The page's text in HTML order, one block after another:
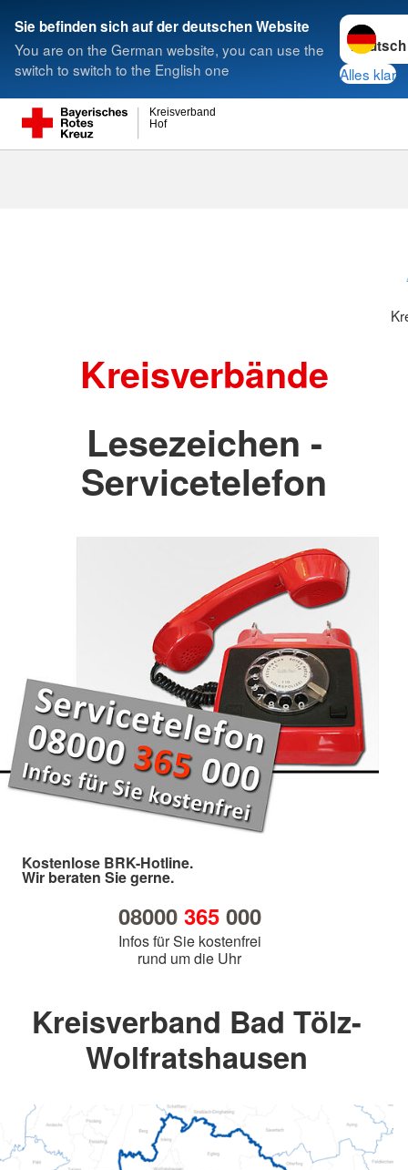
Sie befinden sich auf der deutschen Website
You are on the German website, you can use the
switch to switch to the English one
Sprache
Alles klar
Hof
Kreisverband
Suche
Kreisverbände
Lesezeichen -
Servicetelefon
Kostenlose BRK-Hotline.
Wir beraten Sie gerne.
08000 365000
Infos für Sie kostenfrei
rund um die Uhr
Kreisverband Bad Tölz-
Wolfratshausen